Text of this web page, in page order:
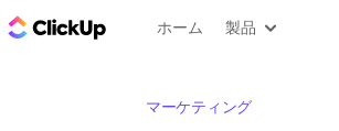
ClickUp ブログ
ホーム 製品
マーケティング